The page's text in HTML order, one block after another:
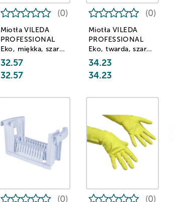
Miotła VILEDA
PROFESSIONAL
Eko, miękka, szaro-
zielona
(0)
32.57
32.57
Miotła VILEDA
PROFESSIONAL
Eko, twarda, szaro-
zielona
(0)
34.23
34.23
(0) (0)